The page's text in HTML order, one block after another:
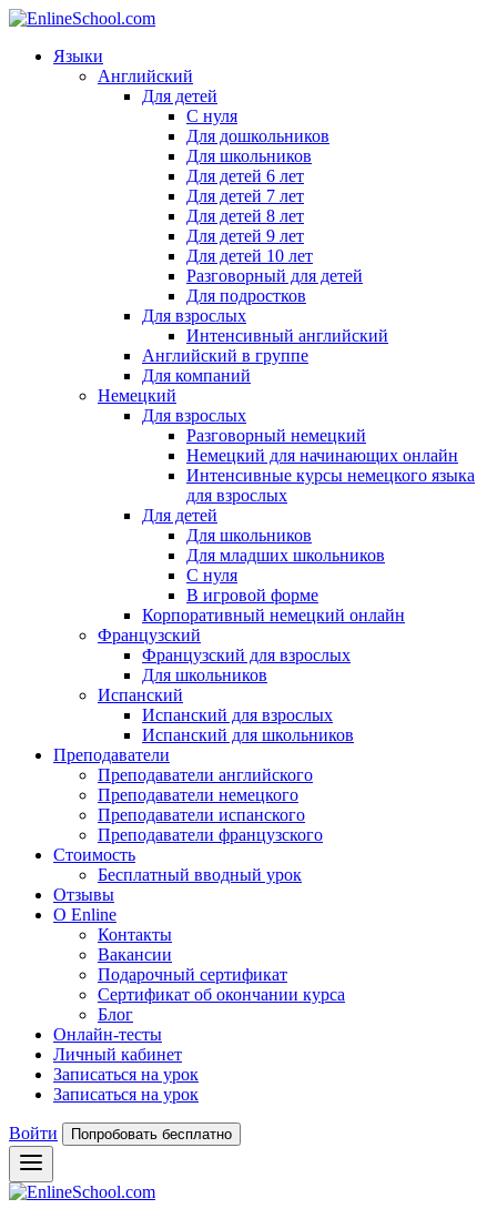
Языки
Английский
Для детей
С нуля
Для дошкольников
Для школьников
Для детей 6 лет
Для детей 7 лет
Для детей 8 лет
Для детей 9 лет
Для детей 10 лет
Разговорный для детей
Для подростков
Для взрослых
Интенсивный английский
Английский в группе
Для компаний
Немецкий
Для взрослых
Разговорный немецкий
Немецкий для начинающих онлайн
Интенсивные курсы немецкого языка
для взрослых
Для детей
Для школьников
Для младших школьников
С нуля
В игровой форме
Корпоративный немецкий онлайн
Французский
Французский для взрослых
Для школьников
Испанский
Испанский для взрослых
Испанский для школьников
Преподаватели
Преподаватели английского
Преподаватели немецкого
Преподаватели испанского
Преподаватели французского
Стоимость
Бесплатный вводный урок
Отзывы
О Enline
Контакты
Вакансии
Подарочный сертификат
Сертификат об окончании курса
Блог
Онлайн-тесты
Личный кабинет
Записаться на урок
Записаться на урок
Войти Попробовать бесплатно